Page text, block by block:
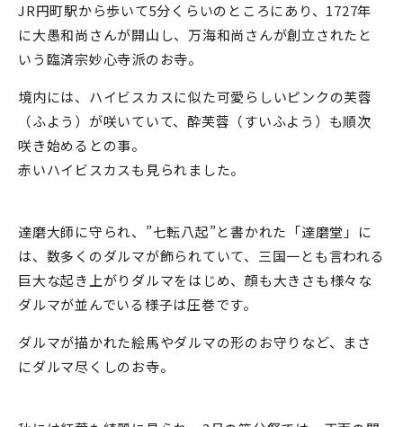
JR円町駅から歩いて5分くらいのところにあり、1727年
に大愚和尚さんが開山し、万海和尚さんが創立されたと
いう臨済宗妙心寺派のお寺。
境内には、ハイビスカスに似た可愛らしいピンクの芙蓉
（ふよう）が咲いていて、酔芙蓉（すいふよう）も順次
咲き始めるとの事。
赤いハイビスカスも見られました。
達磨大師に守られ、”七転八起”と書かれた「達磨堂」に
は、数多くのダルマが飾られていて、三国一とも言われる
巨大な起き上がりダルマをはじめ、顔も大きさも様々な
ダルマが並んでいる様子は圧巻です。
ダルマが描かれた絵馬やダルマの形のお守りなど、まさ
にダルマ尽くしのお寺。